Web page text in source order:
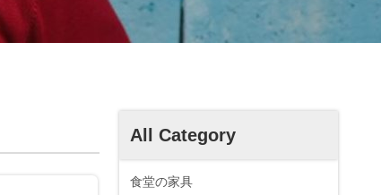
All Category
食堂の家具